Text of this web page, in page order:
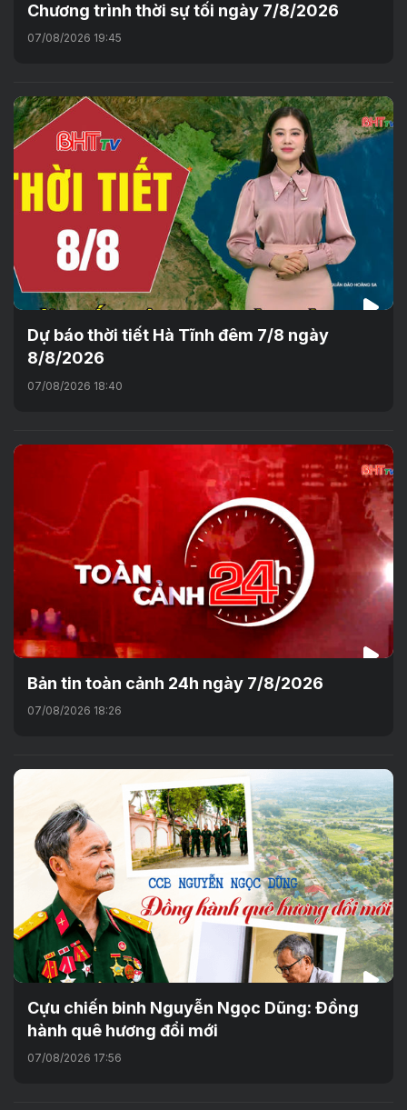
Chương trình thời sự tối ngày 7/8/2026
07/08/2026 19:45
Dự báo thời tiết Hà Tĩnh đêm 7/8 ngày
8/8/2026
07/08/2026 18:40
Bản tin toàn cảnh 24h ngày 7/8/2026
07/08/2026 18:26
Cựu chiến binh Nguyễn Ngọc Dũng: Đồng
hành quê hương đổi mới
07/08/2026 17:56